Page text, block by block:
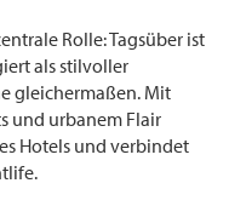
Rolle: Tagsüber ist
als stilvoller
gleichermaßen. Mit
und urbanem Flair
Hotels und verbindet